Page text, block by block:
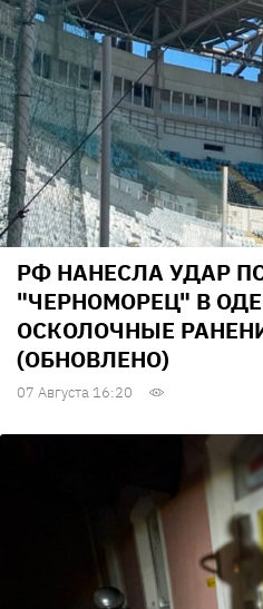
РФ НАНЕСЛА УДАР
"ЧЕРНОМОРЕЦ" В
ОСКОЛОЧНЫЕ
(ОБНОВЛЕНО)
07 Августа 16:20